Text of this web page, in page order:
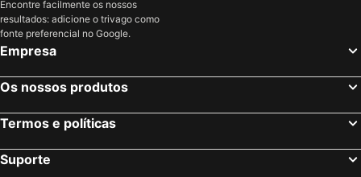
Encontre facilmente os nossos
resultados: adicione o trivago como
fonte preferencial no Google.
Empresa
Os nossos produtos
Termos e políticas
Suporte